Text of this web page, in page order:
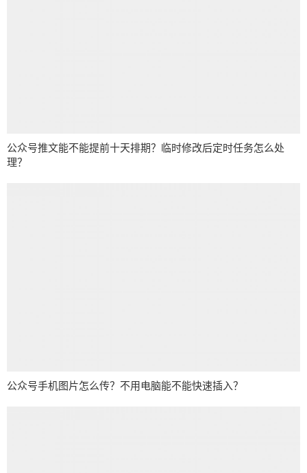
公众号推文能不能提前十天排期？临时修改后定时任务怎么处
理？
公众号手机图片怎么传？不用电脑能不能快速插入？